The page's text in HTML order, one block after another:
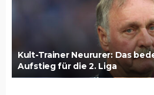
Kult-Trainer Neururer: Das
Aufstieg für die 2. Liga